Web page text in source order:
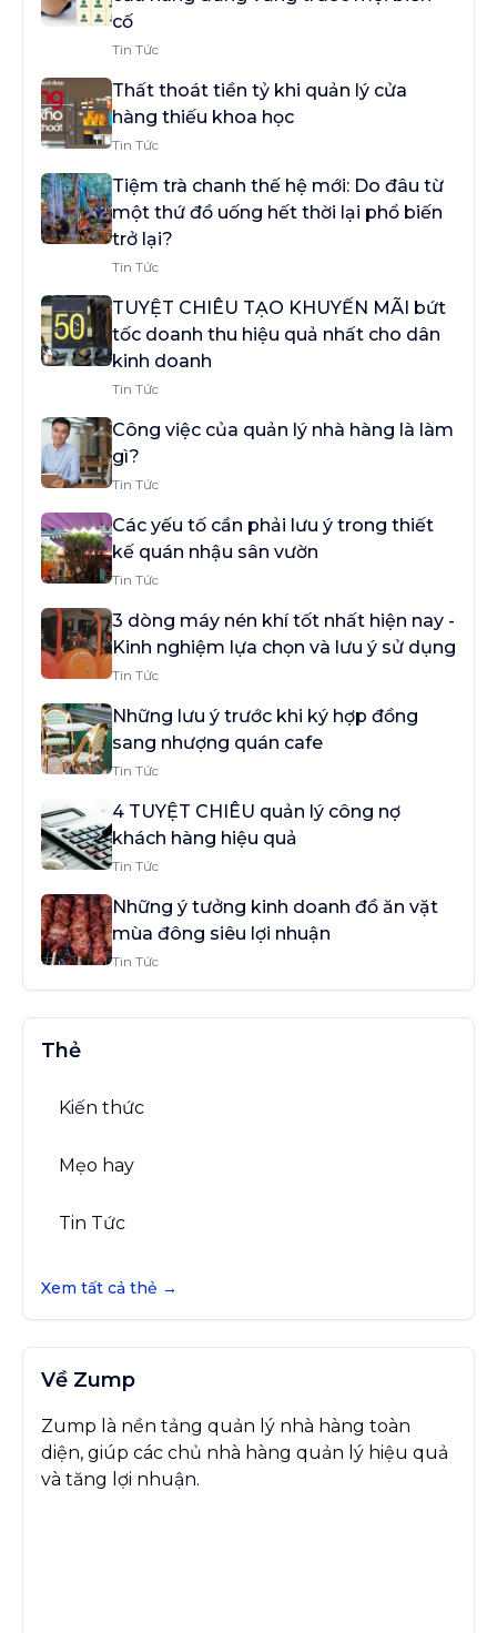
cố
Tin Tức
Thất thoát tiền tỷ khi quản lý cửa
hàng thiếu khoa học
Tin Tức
Tiệm trà chanh thế hệ mới: Do đâu từ
một thứ đồ uống hết thời lại phổ biến
trở lại?
Tin Tức
TUYỆT CHIÊU TẠO KHUYẾN MÃI bứt
tốc doanh thu hiệu quả nhất cho dân
kinh doanh
Tin Tức
Công việc của quản lý nhà hàng là làm
gì?
Tin Tức
Các yếu tố cần phải lưu ý trong thiết
kế quán nhậu sân vườn
Tin Tức
3 dòng máy nén khí tốt nhất hiện nay -
Kinh nghiệm lựa chọn và lưu ý sử dụng
Tin Tức
Những lưu ý trước khi ký hợp đồng
sang nhượng quán cafe
Tin Tức
4 TUYỆT CHIÊU quản lý công nợ
khách hàng hiệu quả
Tin Tức
Những ý tưởng kinh doanh đồ ăn vặt
mùa đông siêu lợi nhuận
Tin Tức
Thẻ
Kiến thức
Mẹo hay
Tin Tức
Xem tất cả thẻ →
Về Zump
Zump là nền tảng quản lý nhà hàng toàn
diện, giúp các chủ nhà hàng quản lý hiệu quả
và tăng lợi nhuận.